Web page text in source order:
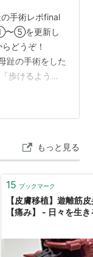
手術レポfinal
①〜⑤を更新し
どうぞ！
趾の手術をした
歩けるように
かなと思いま
あるので、適
るようになる
い 普段通り歩…
もっと見る
15 ブックマーク
【皮膚移植】遊離筋
【痛み】 - 日々を生